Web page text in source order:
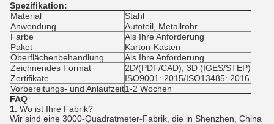
Spezifikation:
Material
Stahl
Anwendung
Autoteil, Metallrohr
Farbe
Als Ihre Anforderung
Paket
Karton-Kasten
Oberflächenbehandlung
Als Ihre Anforderung
Zeichnendes Format
2D/(PDF/CAD), 3D (IGES/STEP)
Zertifikate
ISO9001: 2015/ISO13485: 2016
Vorbereitungs- und Anlaufzeit1-2 Wochen
FAQ
1. Wo ist Ihre Fabrik?
Wir sind eine 3000-Quadratmeter-Fabrik, die in Shenzhen, China